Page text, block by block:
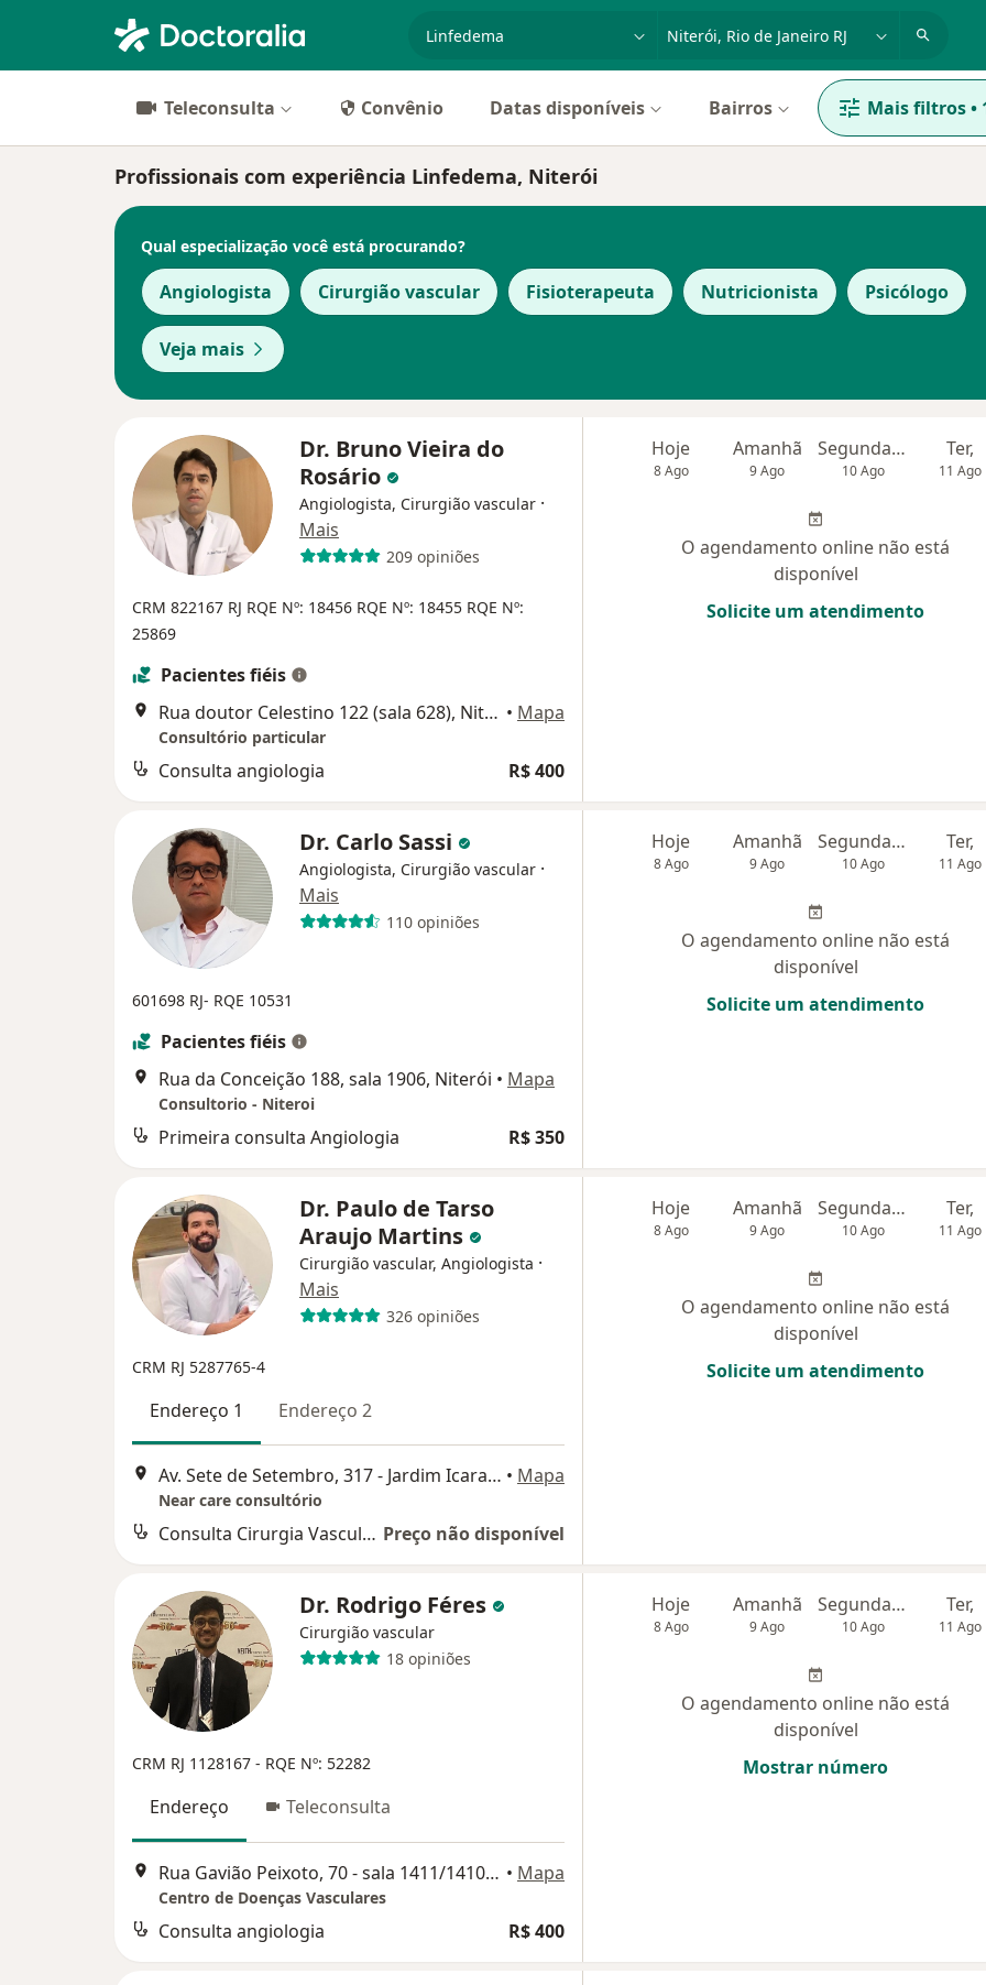
cidade ou região
Teleconsulta Convênio Datas disponíveis Bairros Mais filtros•
Profissionais com experiência Linfedema, Niterói
Qual especialização você está procurando?
Angiologista Cirurgião vascular Fisioterapeuta Nutricionista Psicólogo
Veja mais
Dr. Bruno Vieira do
Rosário
Angiologista, Cirurgião vascular ·
Mais
209 opiniões
CRM 822167 RJ RQE Nº: 18456 RQE Nº: 18455 RQE Nº:
25869
Pacientes fiéis
Rua doutor Celestino 122 (sala 628), Niterói • Mapa
Consultório particular
Consulta angiologia R$ 400
Hoje
8 Ago
Amanhã
9 Ago
Segunda-feira
10 Ago
Ter,
11 Ago
O agendamento online não está
disponível
Solicite um atendimento
Dr. Carlo Sassi
Angiologista, Cirurgião vascular ·
Mais
110 opiniões
601698 RJ- RQE 10531
Pacientes fiéis
Rua da Conceição 188, sala 1906, Niterói • Mapa
Consultorio - Niteroi
Primeira consulta Angiologia R$ 350
Hoje
8 Ago
Amanhã
9 Ago
Segunda-feira
10 Ago
Ter,
11 Ago
O agendamento online não está
disponível
Solicite um atendimento
Dr. Paulo de Tarso
Araujo Martins
Cirurgião vascular, Angiologista ·
Mais
326 opiniões
CRM RJ 5287765-4
Endereço 1 Endereço 2
Av. Sete de Setembro, 317 - Jardim Icaraí, Niterói - RJ, Niterói • Mapa
Near care consultório
Consulta Cirurgia Vascular Preço não disponível
Hoje
8 Ago
Amanhã
9 Ago
Segunda-feira
10 Ago
Ter,
11 Ago
O agendamento online não está
disponível
Solicite um atendimento
Dr. Rodrigo Féres
Cirurgião vascular
18 opiniões
CRM RJ 1128167 - RQE Nº: 52282
Endereço Teleconsulta
Rua Gavião Peixoto, 70 - sala 1411/1410, Niterói • Mapa
Centro de Doenças Vasculares
Consulta angiologia R$ 400
Hoje
8 Ago
Amanhã
9 Ago
Segunda-feira
10 Ago
Ter,
11 Ago
O agendamento online não está
disponível
Mostrar número